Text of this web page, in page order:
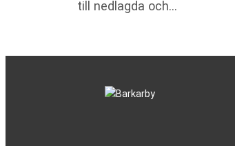
till nedlagda och…